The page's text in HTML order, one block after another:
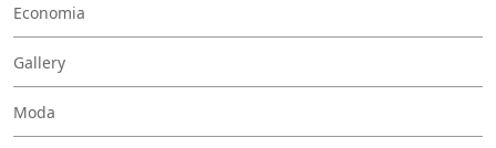
Economia
Gallery
Moda